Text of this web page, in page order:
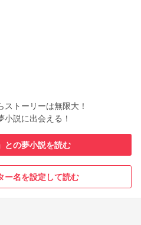
ストーリーは無限大！
小説に出会える！
との夢小説を読む
ー名を設定して読む